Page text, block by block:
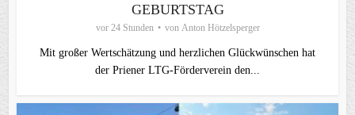
GEBURTSTAG
vor 24 Stunden von Anton Hötzelsperger
Mit großer Wertschätzung und herzlichen Glückwünschen hat
der Priener LTG‑Förderverein den...